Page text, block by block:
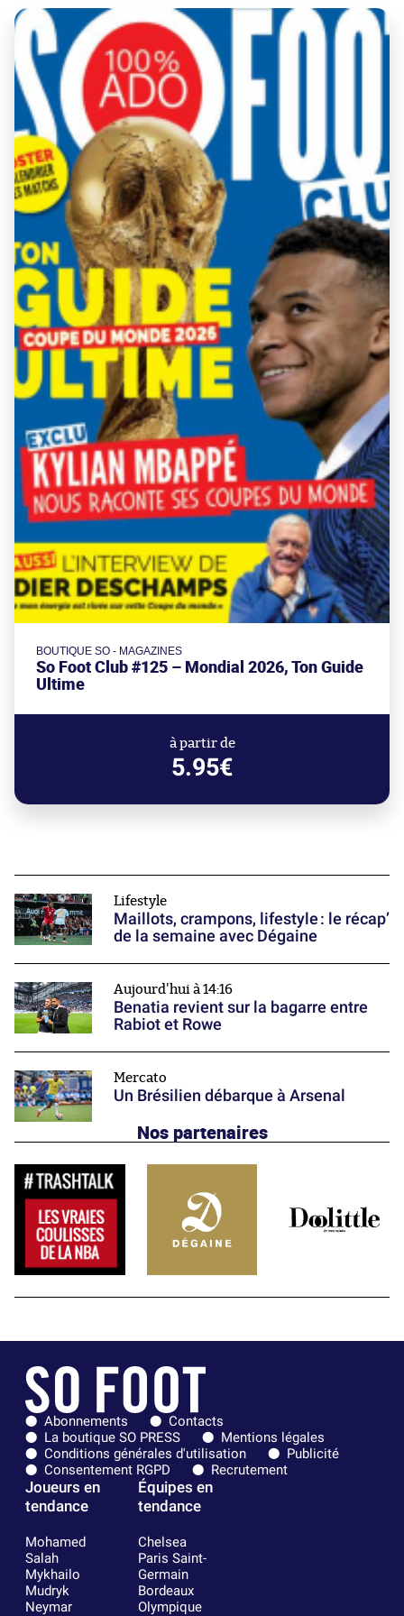
BOUTIQUE SO - MAGAZINES
So Foot Club #125 – Mondial 2026, Ton Guide
Ultime
à partir de
5.95€
Lifestyle
Maillots, crampons, lifestyle : le récap’
de la semaine avec Dégaine
Aujourd'hui à 14:16
Benatia revient sur la bagarre entre
Rabiot et Rowe
Mercato
Un Brésilien débarque à Arsenal
Nos partenaires
Abonnements
Contacts
La boutique SO PRESS
Mentions légales
Conditions générales d'utilisation
Publicité
Consentement RGPD
Recrutement
Joueurs en
tendance
Mohamed
Salah
Mykhailo
Mudryk
Neymar
Équipes en
tendance
Chelsea
Paris Saint-
Germain
Bordeaux
Olympique